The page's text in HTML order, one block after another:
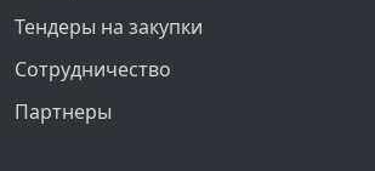
Тендеры на закупки
Сотрудничество
Партнеры